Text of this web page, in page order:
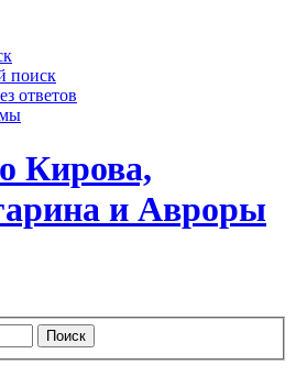
поиск
ответов
Кирова,
и Авроры